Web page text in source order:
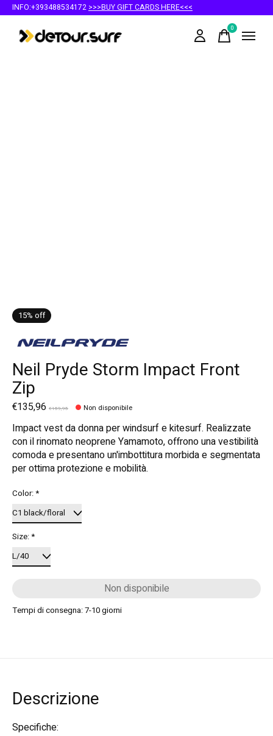
INFO:+393488534172 >>>BUY GIFT CARDS HERE<<<
0items
15% off
Neil Pryde Storm Impact Front
Zip
€135,96 €159,95 Non disponibile
Impact vest da donna per windsurf e kitesurf. Realizzate
con il rinomato neoprene Yamamoto, offrono una vestibilità
comoda e presentano un'imbottitura morbida e segmentata
per ottima protezione e mobilità.
Color:*
Size:*
Non disponibile
Tempi di consegna: 7-10 giorni
Descrizione
Specifiche: